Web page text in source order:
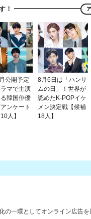
！
公開予定
マで主演
韓国俳優
ンケート
人】
8月6日は「ハンサ
ムの日」！世界が
認めたK-POPイケ
メン決定戦【候補
18人】
の一環としてオンライン広告を